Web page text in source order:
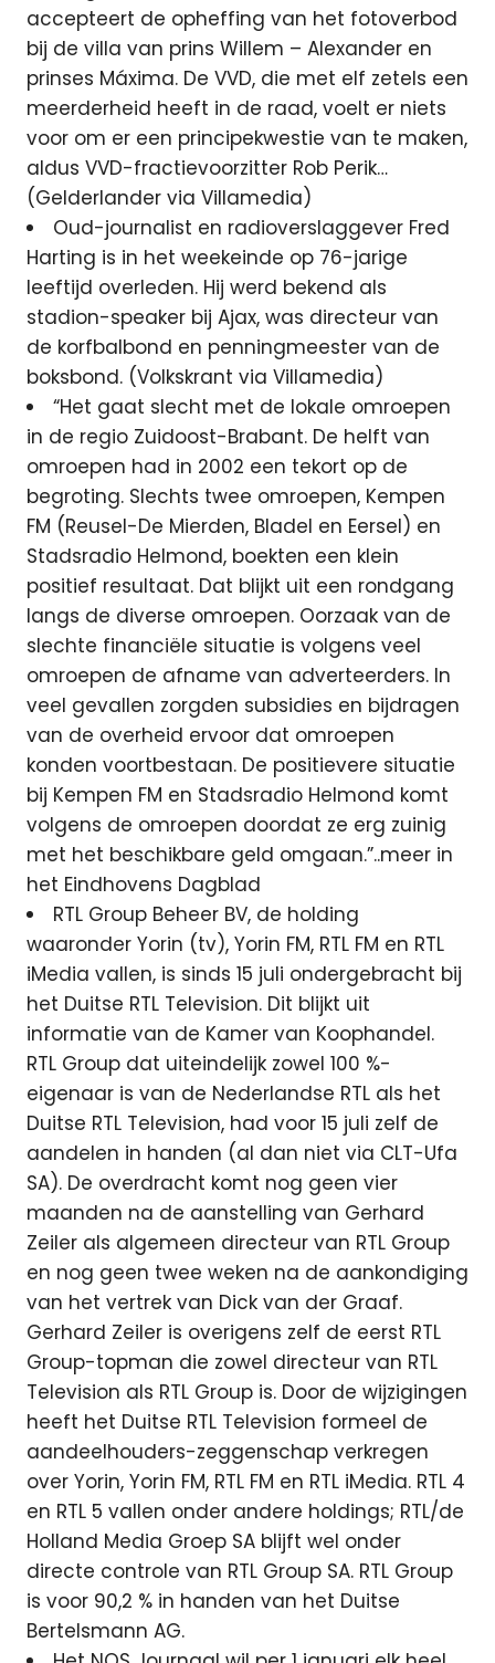
accepteert de opheffing van het fotoverbod
bij de villa van prins Willem – Alexander en
prinses Máxima. De VVD, die met elf zetels een
meerderheid heeft in de raad, voelt er niets
voor om er een principekwestie van te maken,
aldus VVD-fractievoorzitter Rob Perik…
(Gelderlander via Villamedia)
Oud-journalist en radioverslaggever Fred
Harting is in het weekeinde op 76-jarige
leeftijd overleden. Hij werd bekend als
stadion-speaker bij Ajax, was directeur van
de korfbalbond en penningmeester van de
boksbond. (Volkskrant via Villamedia)
“Het gaat slecht met de lokale omroepen
in de regio Zuidoost-Brabant. De helft van
omroepen had in 2002 een tekort op de
begroting. Slechts twee omroepen, Kempen
FM (Reusel-De Mierden, Bladel en Eersel) en
Stadsradio Helmond, boekten een klein
positief resultaat. Dat blijkt uit een rondgang
langs de diverse omroepen. Oorzaak van de
slechte financiële situatie is volgens veel
omroepen de afname van adverteerders. In
veel gevallen zorgden subsidies en bijdragen
van de overheid ervoor dat omroepen
konden voortbestaan. De positievere situatie
bij Kempen FM en Stadsradio Helmond komt
volgens de omroepen doordat ze erg zuinig
met het beschikbare geld omgaan.”..meer in
het Eindhovens Dagblad
RTL Group Beheer BV, de holding
waaronder Yorin (tv), Yorin FM, RTL FM en RTL
iMedia vallen, is sinds 15 juli ondergebracht bij
het Duitse RTL Television. Dit blijkt uit
informatie van de Kamer van Koophandel.
RTL Group dat uiteindelijk zowel 100 %-
eigenaar is van de Nederlandse RTL als het
Duitse RTL Television, had voor 15 juli zelf de
aandelen in handen (al dan niet via CLT-Ufa
SA). De overdracht komt nog geen vier
maanden na de aanstelling van Gerhard
Zeiler als algemeen directeur van RTL Group
en nog geen twee weken na de aankondiging
van het vertrek van Dick van der Graaf.
Gerhard Zeiler is overigens zelf de eerst RTL
Group-topman die zowel directeur van RTL
Television als RTL Group is. Door de wijzigingen
heeft het Duitse RTL Television formeel de
aandeelhouders-zeggenschap verkregen
over Yorin, Yorin FM, RTL FM en RTL iMedia. RTL 4
en RTL 5 vallen onder andere holdings; RTL/de
Holland Media Groep SA blijft wel onder
directe controle van RTL Group SA. RTL Group
is voor 90,2 % in handen van het Duitse
Bertelsmann AG.